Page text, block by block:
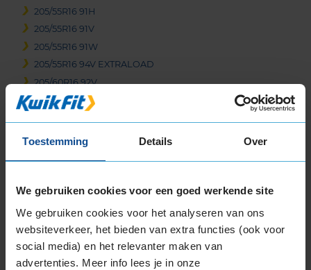
Toestemming Details Over
We gebruiken cookies voor een goed werkende site
We gebruiken cookies voor het analyseren van ons
websiteverkeer, het bieden van extra functies (ook voor
social media) en het relevanter maken van
advertenties. Meer info lees je in onze
205/55R16 91H
205/55R16 91V
205/55R16 91W
205/55R16 94V EXTRALOAD
205/60R16 92V
205/60R16 96V EXTRALOAD
215/60R16 99V EXTRALOAD
215/65R16 98H
215/65R16 98H